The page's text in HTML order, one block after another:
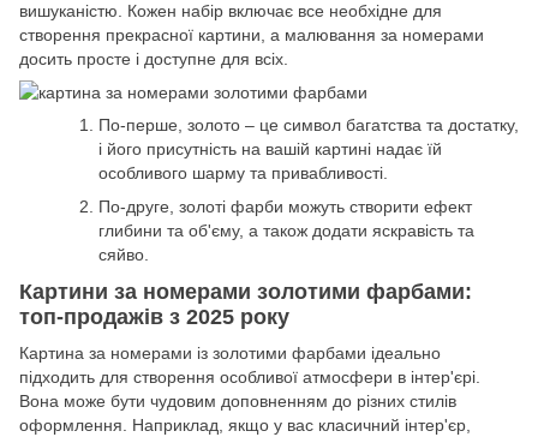
вишуканістю. Кожен набір включає все необхідне для
створення прекрасної картини, а малювання за номерами
досить просте і доступне для всіх.
По-перше, золото – це символ багатства та достатку,
і його присутність на вашій картині надає їй
особливого шарму та привабливості.
По-друге, золоті фарби можуть створити ефект
глибини та об'єму, а також додати яскравість та
сяйво.
Картини за номерами золотими фарбами:
топ-продажів з 2025 року
Картина за номерами із золотими фарбами ідеально
підходить для створення особливої атмосфери в інтер'єрі.
Вона може бути чудовим доповненням до різних стилів
оформлення. Наприклад, якщо у вас класичний інтер'єр,